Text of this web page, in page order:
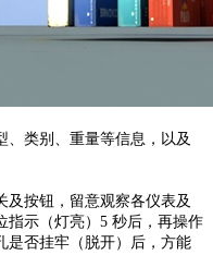
、类别、重量等信息，以及
及按钮，留意观察各仪表及
指示（灯亮）5 秒后，再操作
是否挂牢（脱开）后，方能